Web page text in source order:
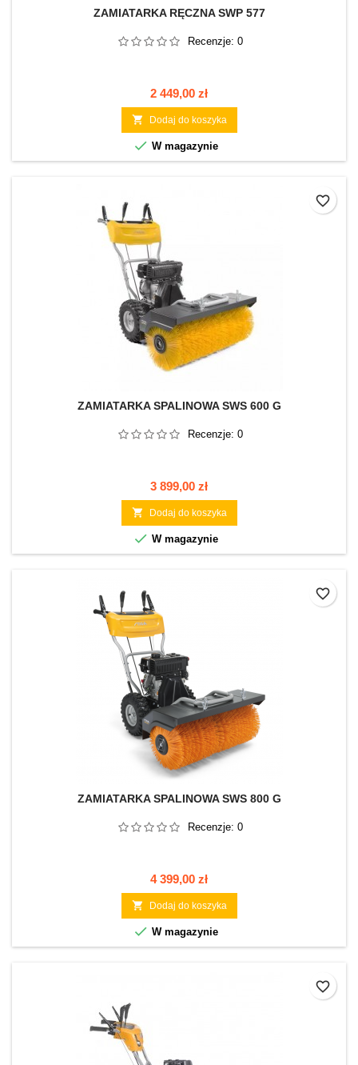
ZAMIATARKA RĘCZNA SWP 577
Recenzje: 0
Cena
2 449,00 zł
 Dodaj do koszyka
 W magazynie
ZAMIATARKA SPALINOWA SWS 600 G
Recenzje: 0
Cena
3 899,00 zł
 Dodaj do koszyka
 W magazynie
favorite_border
ZAMIATARKA SPALINOWA SWS 800 G
Recenzje: 0
Cena
4 399,00 zł
 Dodaj do koszyka
 W magazynie
favorite_border
favorite_border